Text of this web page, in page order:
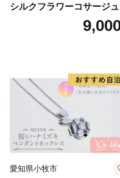
シルクフラワーコサージュ
愛知県小牧市